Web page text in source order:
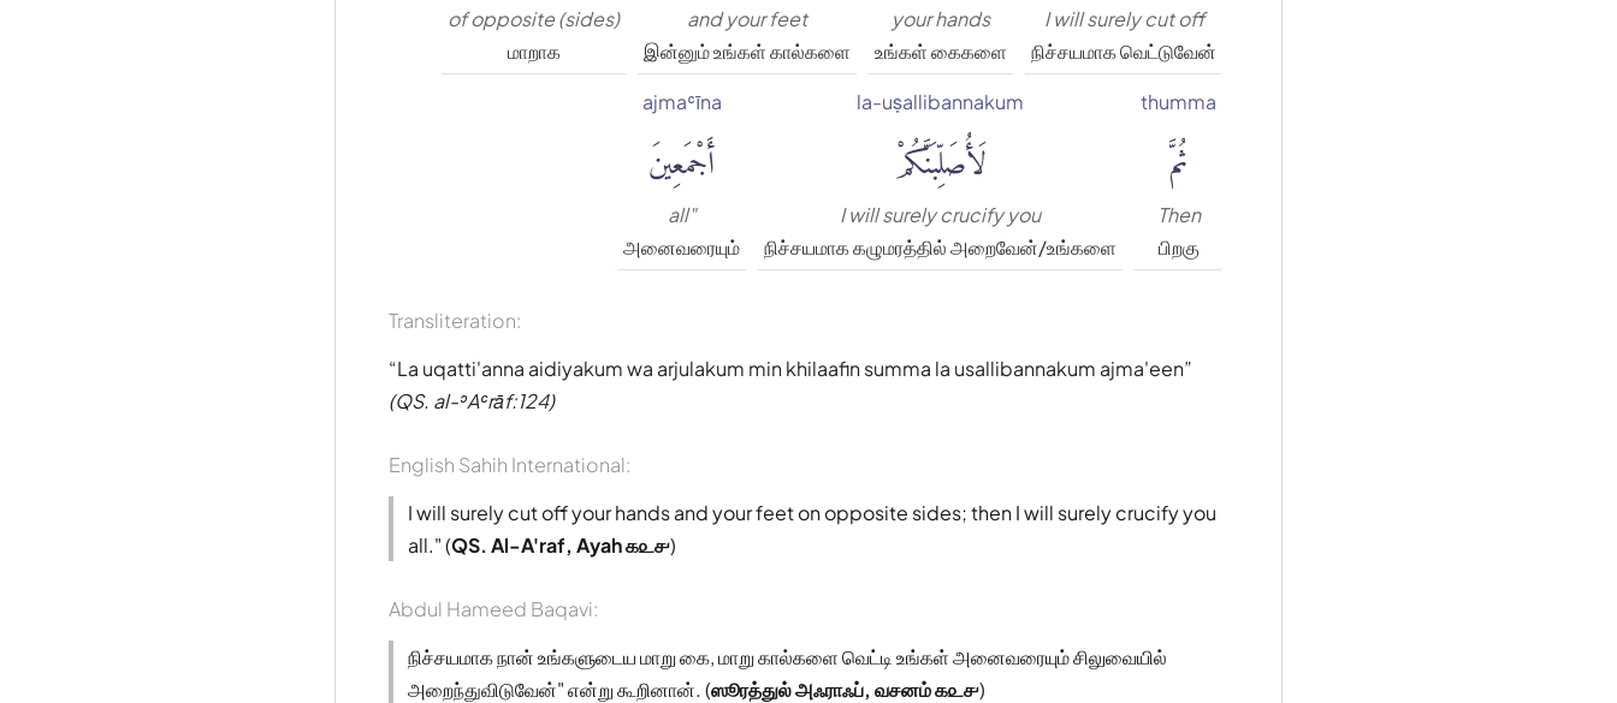
I will surely cut off
நிச்சயமாக வெட்டுவேன்
your hands
உங்கள் கைகளை
and your feet
இன்னும் உங்கள் கால்களை
of opposite (sides)
மாறாக
thumma
ثُمَّ
Then
பிறகு
la-uṣallibannakum
لَأُصَلِّبَنَّكُمْ
I will surely crucify you
நிச்சயமாக கழுமரத்தில் அறைவேன்/உங்களை
ajmaʿīna
أَجْمَعِينَ
all"
அனைவரையும்
Transliteration:
La uqatti'anna aidiyakum wa arjulakum min khilaafin summa la usallibannakum ajma'een
(QS. al-ʾAʿrāf:124)
English Sahih International:
I will surely cut off your hands and your feet on opposite sides; then I will surely crucify you
all." (QS. Al-A'raf, Ayah ௧௨௪)
Abdul Hameed Baqavi:
நிச்சயமாக நான் உங்களுடைய மாறு கை, மாறு கால்களை வெட்டி உங்கள் அனைவரையும் சிலுவையில்
அறைந்துவிடுவேன்" என்று கூறினான். (ஸூரத்துல் அஃராஃப், வசனம் ௧௨௪)